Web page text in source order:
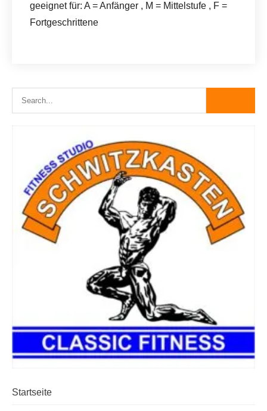
geeignet für: A = Anfänger , M = Mittelstufe , F =
Fortgeschrittene
Startseite